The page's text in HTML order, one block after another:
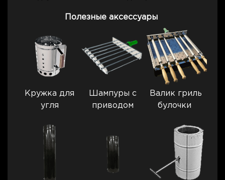
Полезные аксессуары
Кружка для
угля
Шампуры с
приводом
Валик гриль
булочки